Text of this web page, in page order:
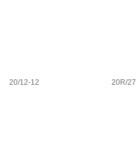
20/12-12 20R/